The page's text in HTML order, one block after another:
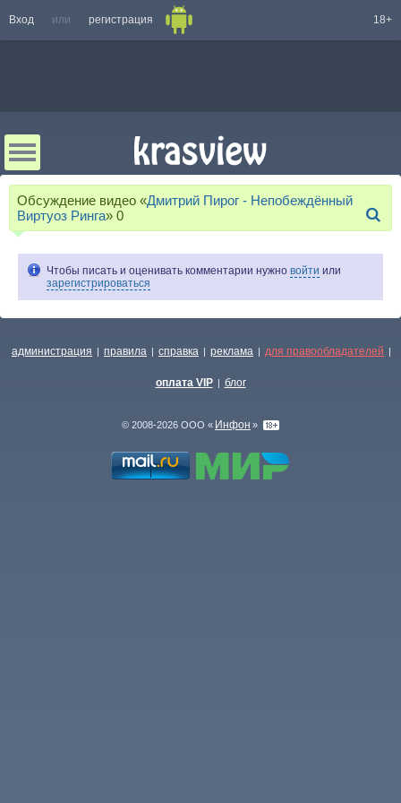
Вход или регистрация 18+
Обсуждение видео «Дмитрий Пирог - Непобеждённый
Виртуоз Ринга» 0
Чтобы писать и оценивать комментарии нужно войти или
зарегистрироваться
администрация | правила | справка | реклама | для правообладателей |
оплата VIP | блог
© 2008-2026 ООО « Инфон »